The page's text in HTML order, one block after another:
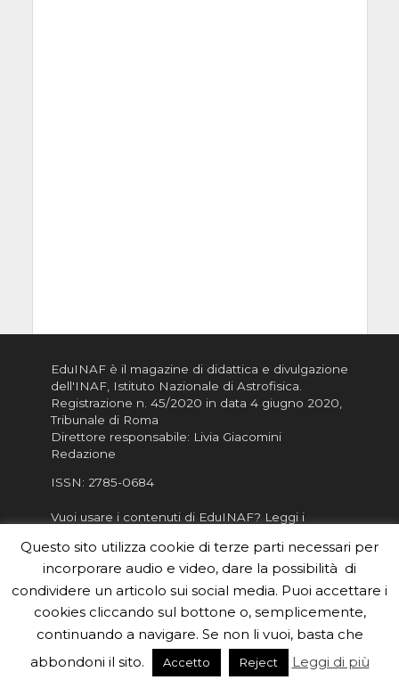
EduINAF è il magazine di didattica e divulgazione
dell'INAF, Istituto Nazionale di Astrofisica
Registrazione n. 45/2020 in data 4 giugno 2020,
Tribunale di Roma
Direttore responsabile: Livia Giacomini
Redazione
ISSN: 2785-0684
Vuoi usare i contenuti di EduINAF? Leggi i
Informativa sulla Privacy
Informatva sui Cookie
Per la rubrica de l'Astronomo risponde, per
inviarci le tue foto o i tuoi contributi, scrivici a
redazione.edu [chiocciola] inaf.it oppure
il form
Questo sito utilizza cookie di terze parti necessari per
incorporare audio e video, dare la possibilità di
condividere un articolo sui social media. Puoi accettare i
cookies cliccando sul bottone o, semplicemente,
continuando a navigare. Se non li vuoi, basta che
abbondoni il sito.
Accetto Reject Leggi di più